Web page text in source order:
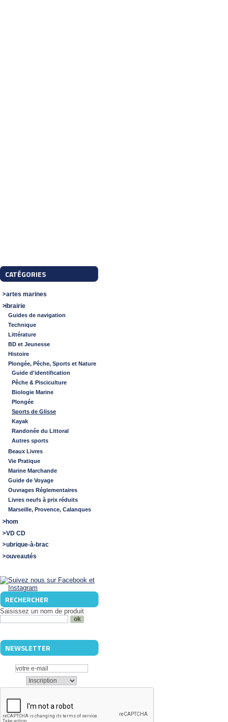
CATÉGORIES
Cartes marines
Librairie
Guides de navigation
Technique
Littérature
BD et Jeunesse
Histoire
Plongée, Pêche, Sports et Nature
Guide d'identification
Pêche & Pisciculture
Biologie Marine
Plongée
Sports de Glisse
Kayak
Randonée du Littoral
Autres sports
Beaux Livres
Vie Pratique
Marine Marchande
Guide de Voyage
Ouvrages Réglementaires
Livres neufs à prix réduits
Marseille, Provence, Calanques
Shom
DVD CD
Rubrique-à-brac
Nouveautés
RECHERCHER
Saisissez un nom de produit
NEWSLETTER